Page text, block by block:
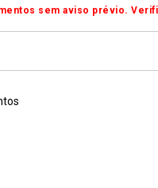
sem aviso prévio.